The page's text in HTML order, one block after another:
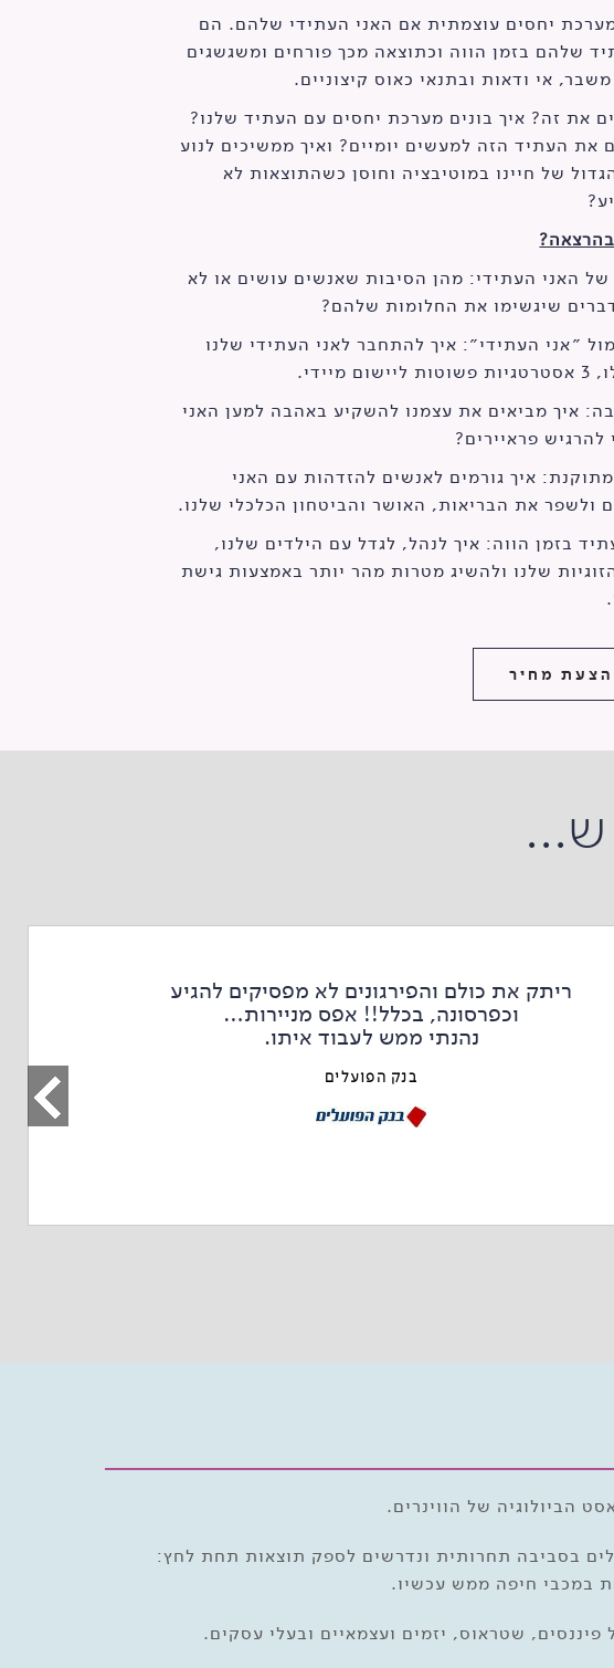
יחסים עוצמתית אם האני העתידי שלהם. הם
שלהם בזמן הווה וכתוצאה מכך פורחים ומשגשגים
אי ודאות ובתנאי כאוס קיצוניים.
את זה? איך בונים מערכת יחסים עם העתיד שלנו?
את העתיד הזה למעשים יומיים? ואיך ממשיכים לנוע
של חיינו במוטיבציה וחוסן כשהתוצאות לא
של האני העתידי: מהן הסיבות שאנשים עושים או לא
שיגשימו את החלומות שלהם?
מול ״אני העתידי״: איך להתחבר לאני העתידי שלנו
איך מביאים את עצמנו להשקיע באהבה למען האני
להרגיש פראיירים?
איך גורמים לאנשים להזדהות עם האני
ולשפר את הבריאות, האושר והביטחון הכלכלי שלנו.
בזמן הווה: איך לנהל, לגדל עם הילדים שלנו,
שלנו ולהשיג מטרות מהר יותר באמצעות גישת
מחיר
ש...
ריתק את כולם והפירגונים לא מפסיקים להגיע
וכפרסונה, בכלל!! אפס מניירות…
נהנתי ממש לעבוד איתו.
בנק הפועלים
הביולוגיה של הווינרים.
ההישג, אלופים ואנשים הפועלים בסביבה תחרותית ונדרשים לספק תוצאות תחת לחץ:
שטראוס, יזמים ועצמאיים ובעלי עסקים.